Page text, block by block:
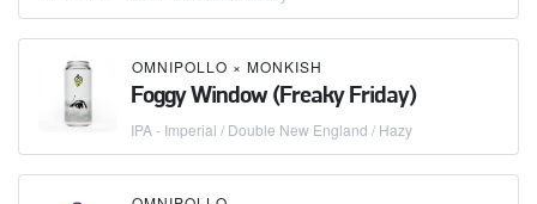
OMNIPOLLO × MONKISH
Foggy Window (Freaky Friday)
IPA - Imperial / Double New England / Hazy